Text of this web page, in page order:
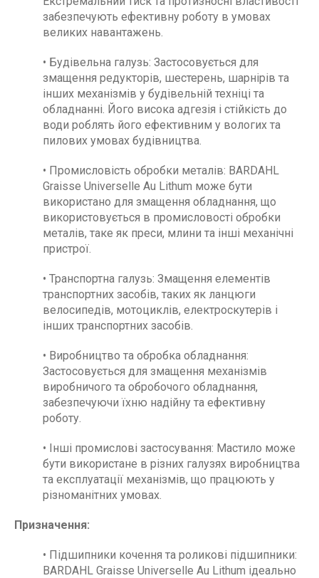
забезпечують ефективну роботу в умовах
великих навантажень.
• Будівельна галузь: Застосовується для
змащення редукторів, шестерень, шарнірів та
інших механізмів у будівельній техніці та
обладнанні. Його висока адгезія і стійкість до
води роблять його ефективним у вологих та
пилових умовах будівництва.
• Промисловість обробки металів: BARDAHL
Graisse Universelle Au Lithum може бути
використано для змащення обладнання, що
використовується в промисловості обробки
металів, таке як преси, млини та інші механічні
пристрої.
• Транспортна галузь: Змащення елементів
транспортних засобів, таких як ланцюги
велосипедів, мотоциклів, електроскутерів і
інших транспортних засобів.
• Виробництво та обробка обладнання:
Застосовується для змащення механізмів
виробничого та обробочого обладнання,
забезпечуючи їхню надійну та ефективну
роботу.
• Інші промислові застосування: Мастило може
бути використане в різних галузях виробництва
та експлуатації механізмів, що працюють у
різноманітних умовах.
Призначення:
• Підшипники кочення та роликові підшипники:
BARDAHL Graisse Universelle Au Lithum ідеально